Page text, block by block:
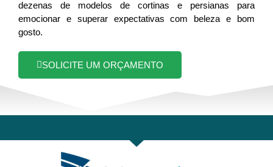
dezenas de modelos de cortinas e persianas para
emocionar e superar expectativas com beleza e bom
gosto.
SOLICITE UM ORÇAMENTO